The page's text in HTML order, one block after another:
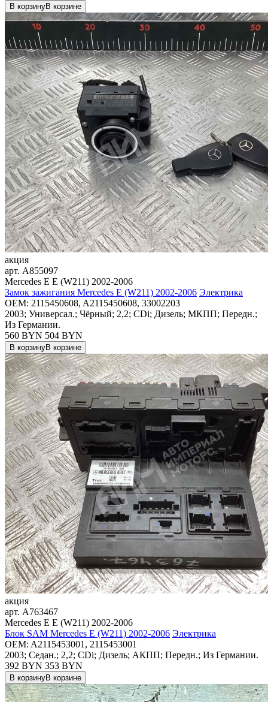
В корзинуВ корзине
акция
арт. A855097
Mercedes E E (W211) 2002-2006
Замок зажигания Mercedes E (W211) 2002-2006 Электрика
OEM: 2115450608, A2115450608, 33002203
2003; Универсал.; Чёрный; 2,2; CDi; Дизель; МКПП; Передн.;
Из Германии.
560 BYN 504 BYN
В корзинуВ корзине
акция
арт. A763467
Mercedes E E (W211) 2002-2006
Блок SAM Mercedes E (W211) 2002-2006 Электрика
OEM: A2115453001, 2115453001
2003; Седан.; 2,2; CDi; Дизель; АКПП; Передн.; Из Германии.
392 BYN 353 BYN
В корзинуВ корзине